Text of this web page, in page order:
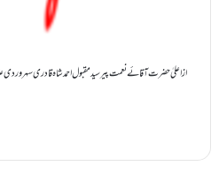
ازاعلیٰ حضرت آقائے نعمت پیرسیدمقبول احمدشاہ قادر ی سہروردی